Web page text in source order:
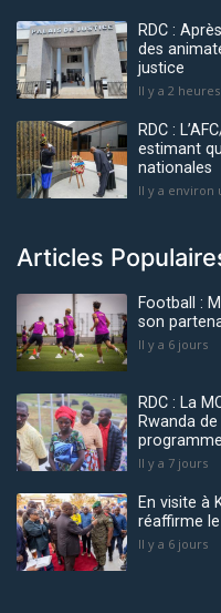
RDC :
des
justice
Il y a 2 heures
RDC :
estimant
nationales
Il y a environ
Articles
Football :
son
Il y a 6 jours
RDC : La
Rwanda
Il y a 7 jours
En visite à
réaffirme
Il y a 6 jours